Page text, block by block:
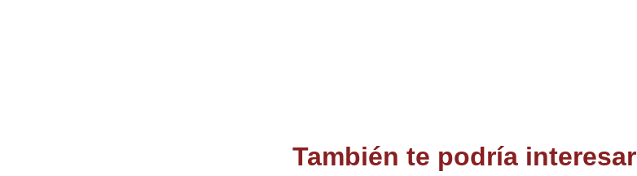
También te podría interesar